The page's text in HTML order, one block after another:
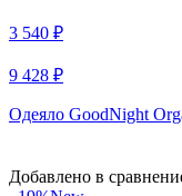
3 540 ₽
9 428 ₽
Одеяло GoodNight
Добавлено в